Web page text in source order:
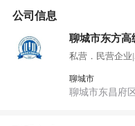
公司信息
聊城市东方高
私营．民营企业|
聊城市
聊城市东昌府